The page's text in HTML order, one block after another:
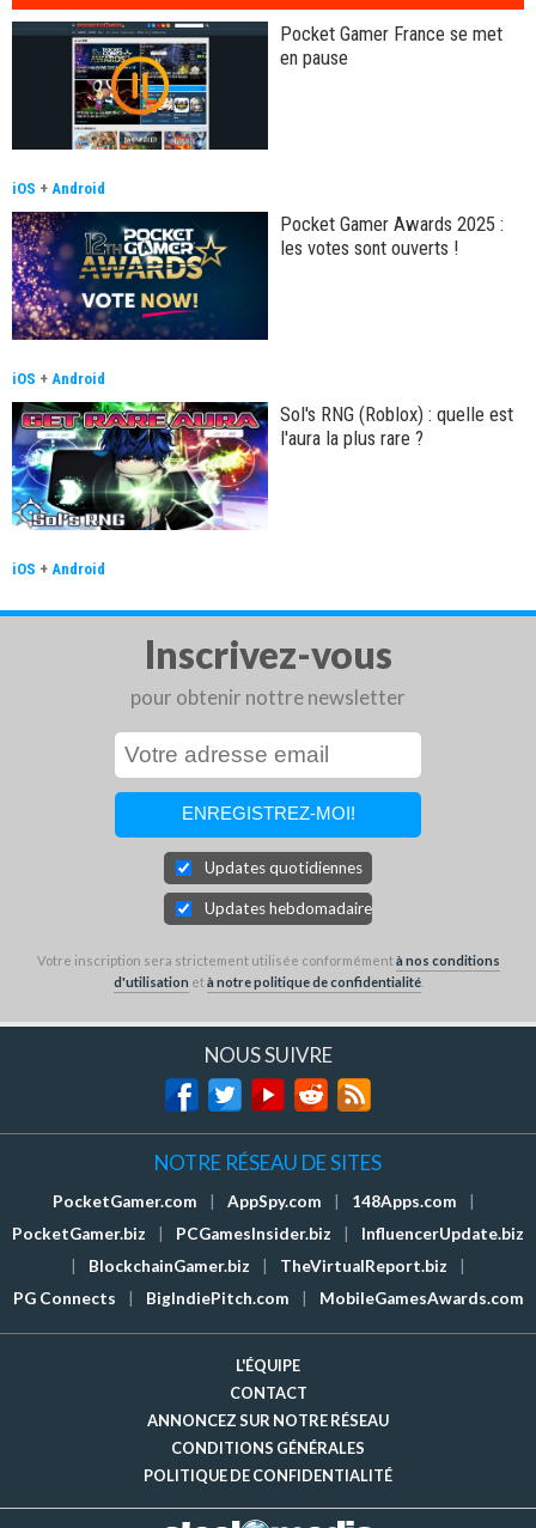
Pocket Gamer France se met
en pause
iOS + Android
Pocket Gamer Awards 2025 :
les votes sont ouverts !
iOS + Android
Sol's RNG (Roblox) : quelle est
l'aura la plus rare ?
iOS + Android
Inscrivez-vous
pour obtenir nottre newsletter
Updates quotidiennes
Updates hebdomadaires
Votre inscription sera strictement utilisée conformémentà nos conditions
d'utilisation età notre politique de confidentialité.
NOUS SUIVRE
NOTRE RÉSEAU DE SITES
PocketGamer.com AppSpy.com 148Apps.com
PocketGamer.biz
PCGamesInsider.biz
InfluencerUpdate.biz
BlockchainGamer.biz TheVirtualReport.biz
PG Connects
BigIndiePitch.com MobileGamesAwards.com
L'ÉQUIPE
CONTACT
ANNONCEZ SUR NOTRE RÉSEAU
CONDITIONS GÉNÉRALES
POLITIQUE DE CONFIDENTIALITÉ